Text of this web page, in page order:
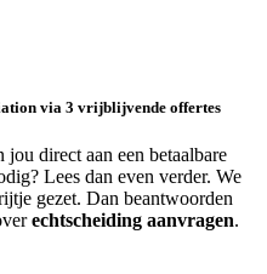
via 3 vrijblijvende offertes
direct aan een betaalbare
Lees dan even verder. We
gezet. Dan beantwoorden
echtscheiding aanvragen.